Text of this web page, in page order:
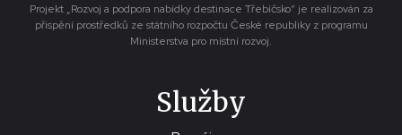
Projekt „Rozvoj a podpora nabídky destinace Třebíčsko“ je realizován za
přispění prostředků ze státního rozpočtu České republiky z programu
Ministerstva pro místní rozvoj.
Služby